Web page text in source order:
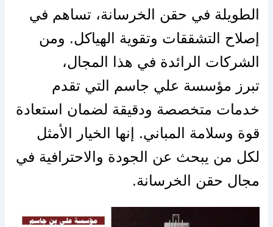
الطويلة في حقن الخرسانة، تساهم في
إصلاح التشققات وتقوية الهياكل. ومن
الشركات الرائدة في هذا المجال،
تبرز مؤسسة علي جاسم التي تقدم
خدمات متخصصة ودقيقة لضمان استعادة
قوة وسلامة المباني. إنها الخيار الأمثل
لكل من يبحث عن الجودة والاحترافية في
مجال حقن الخرسانة.